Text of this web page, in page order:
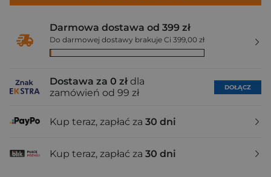
Darmowa dostawa od 399 zł
Do darmowej dostawy brakuje Ci 399,00 zł
Dostawa za 0 zł dla
zamówień od 99 zł
DOŁĄCZ
Kup teraz, zapłać za 30 dni
Kup teraz, zapłać za 30 dni